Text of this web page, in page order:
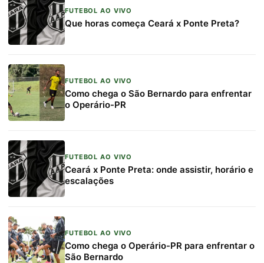
FUTEBOL AO VIVO
Que horas começa Ceará x Ponte Preta?
FUTEBOL AO VIVO
Como chega o São Bernardo para enfrentar
o Operário-PR
FUTEBOL AO VIVO
Ceará x Ponte Preta: onde assistir, horário e
escalações
FUTEBOL AO VIVO
Como chega o Operário-PR para enfrentar o
São Bernardo